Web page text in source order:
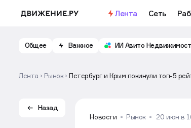
Лента Сеть
Общее Важное ИИ Авито
Лента Рынок Петербург и Крым покинули топ-5
Назад
Новости
Рынок 20 июн в